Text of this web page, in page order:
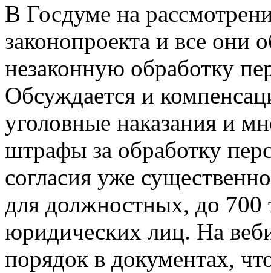
В Госдуме на
законопроекта и все они
незаконную обработку
Обсуждается и
уголовные наказания и
штрафы за обработку
согласия уже
для должностных, до 700
юридических лиц. На
порядок в документах,